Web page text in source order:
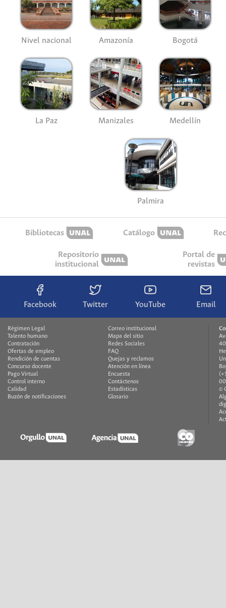
Nivel nacional Amazonía Bogotá
La Paz Manizales Medellín
Palmira
Bibliotecas Catálogo
Repositorio
institucional
Portal de
revistas
Facebook Twitter YouTube Email
Régimen Legal
Talento humano
Contratación
Ofertas de empleo
Rendición de cuentas
Concurso docente
Pago Virtual
Control interno
Calidad
Buzón de notificaciones
Correo institucional
Mapa del sitio
Redes Sociales
FAQ
Quejas y reclamos
Atención en línea
Encuesta
Contáctenos
Estadísticas
Glosario
©